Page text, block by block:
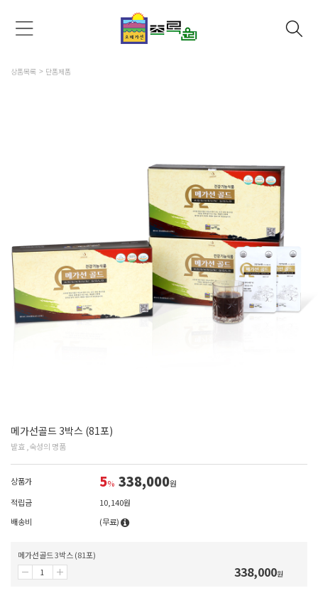
상품목록 단품제품
메가선골드 3박스 (81포)
발효 ,숙성의 명품
상품가 5% 338,000원
적립금
10,140원
배송비
(무료)
메가선골드 3박스 (81포)
338,000원